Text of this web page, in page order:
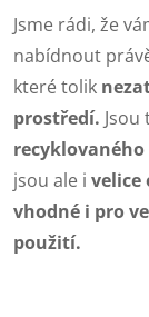
Jsme rádi, že
nabídnout
které tolik
prostředí. Jsou
jsou ale i velice
vhodné i pro
použití.